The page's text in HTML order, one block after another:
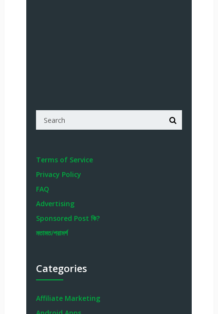
Terms of Service
Privacy Policy
FAQ
Advertising
Sponsored Post কি?
মতামত/পরামর্শ
Categories
Affiliate Marketing